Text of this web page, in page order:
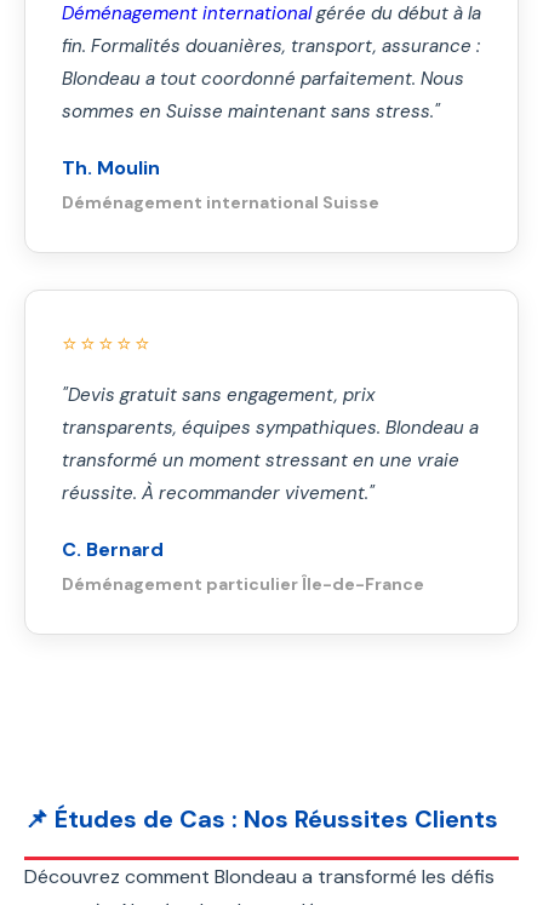
Déménagement internationalgérée du début à la
fin. Formalités douanières, transport, assurance :
Blondeau a tout coordonné parfaitement. Nous
sommes en Suisse maintenant sans stress."
Th. Moulin
Déménagement international Suisse
⭐⭐⭐⭐⭐
"Devis gratuit sans engagement, prix
transparents, équipes sympathiques. Blondeau a
transformé un moment stressant en une vraie
réussite. À recommander vivement."
C. Bernard
Déménagement particulier Île-de-France
📌 Études de Cas : Nos Réussites Clients
Découvrez comment Blondeau a transformé les défis